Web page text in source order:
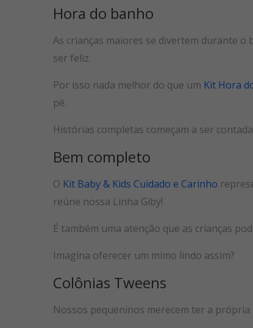
Hora do banho
As crianças maiores se divertem durante o
ser feliz.
Por isso nada melhor do que um Kit Hora
pé.
Histórias completas começam a ser
Bem completo
O Kit Baby & Kids Cuidado e Carinho
reúne nossa Linha Giby!
É também uma atenção que as crianças
Imagina oferecer um mimo lindo assim?
Colônias Tweens
Nossos pequeninos merecem ter a própria